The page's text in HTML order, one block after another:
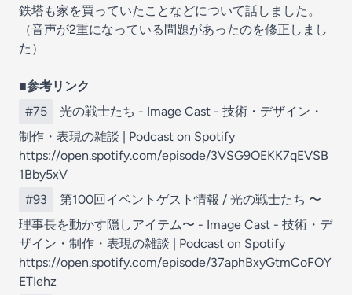
鉄塔も家を買っていたことなどについて話しました。
（音声が2重になっている問題があったのを修正しまし
た）
■参考リンク
#75
光の戦士たち - Image Cast - 技術・デザイン・
制作・表現の雑談 | Podcast on Spotify
https://open.spotify.com/episode/3VSG9OEKK7qEVSB
1Bby5xV
#93
第100回イベントゲスト情報 / 光の戦士たち 〜
理事長を動かす隠しアイテム〜 - Image Cast - 技術・デ
ザイン・制作・表現の雑談 | Podcast on Spotify
https://open.spotify.com/episode/37aphBxyGtmCoFOY
ETIehz